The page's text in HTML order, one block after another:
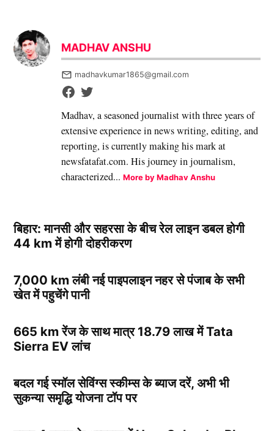
MADHAV ANSHU
madhavkumar1865@gmail.com
Madhav, a seasoned journalist with three years of
extensive experience in news writing, editing, and
reporting, is currently making his mark at
newsfatafat.com. His journey in journalism,
characterized...More by Madhav Anshu
बिहार: मानसी और सहरसा के बीच रेल लाइन डबल होगी
44 km में होगी दोहरीकरण
7,000 km लंबी नई पाइपलाइन नहर से पंजाब के सभी
खेत में पहुचेंगे पानी
665 km रेंज के साथ मात्र 18.79 लाख में Tata
Sierra EV लांच
बदल गई स्मॉल सेविंग्स स्कीम्स के ब्याज दरें, अभी भी
सुकन्या समृद्धि योजना टॉप पर